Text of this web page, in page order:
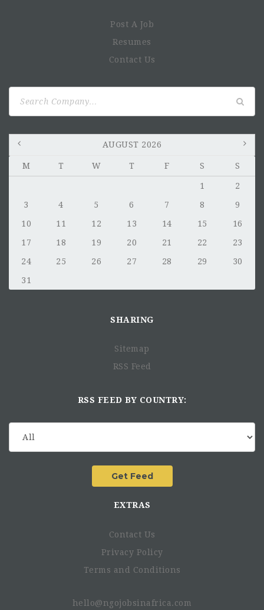
Post A Job
Resumes
Contact Us
AUGUST 2026
M T W T F S S
1
2
3
4 5 6 7 8
9
10
11 12 13 14 15
16
17
18 19 20 21 22
23
24
25 26 27 28 29
30
31
SHARING
Sitemap
RSS Feed
RSS FEED BY COUNTRY:
EXTRAS
Contact Us
Privacy Policy
Terms and Conditions
hello@ngojobsinafrica.com